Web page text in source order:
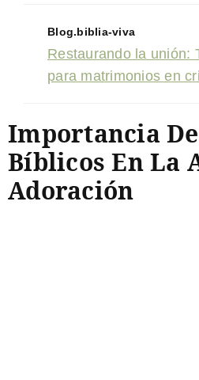
Blog.biblia-viva
Restaurando la unión:
para matrimonios en
Importancia
Bíblicos En La
Adoración